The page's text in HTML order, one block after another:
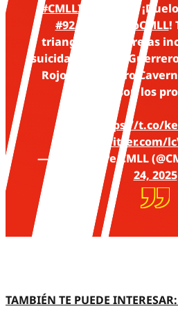
#CMLLInforma
||
#92AniversarioCMLL!
triangular de parejas
suicida... ¡Último
Rojo Jr. y Bárbaro
Valiente son los
https://t.co/
pic.twitter.com/
— Lucha Libre CMLL
24, 2025
TAMBIÉN TE PUEDE